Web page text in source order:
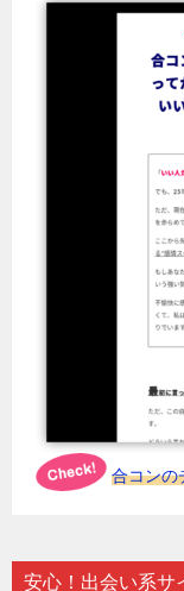
合コンの
安心！出会い系サ